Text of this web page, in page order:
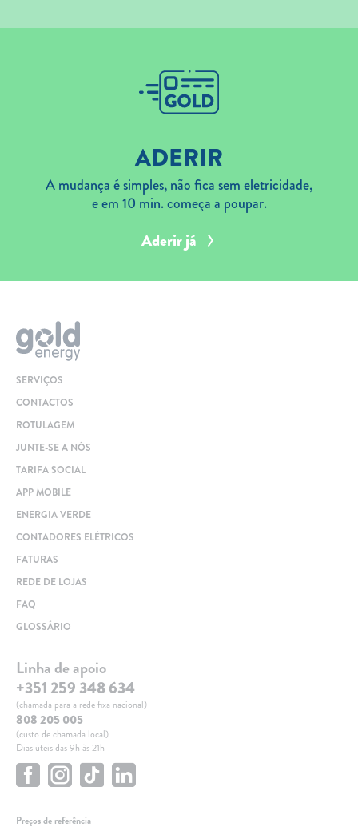
ADERIR
A mudança é simples, não fica sem eletricidade,
e em 10 min. começa a poupar.
Aderir já
SERVIÇOS
CONTACTOS
ROTULAGEM
JUNTE-SE A NÓS
TARIFA SOCIAL
APP MOBILE
ENERGIA VERDE
CONTADORES ELÉTRICOS
FATURAS
REDE DE LOJAS
FAQ
GLOSSÁRIO
Linha de apoio
+351 259 348 634
(chamada para a rede fixa nacional)
808 205 005
(custo de chamada local)
Dias úteis das 9h às 21h
Preços de referência